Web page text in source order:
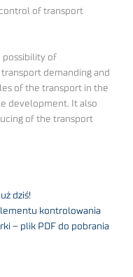
of transport
possibility of
demanding and
of the transport in the
development. It also
of the transport
dziś!
kontrolowania
– plik PDF do pobrania